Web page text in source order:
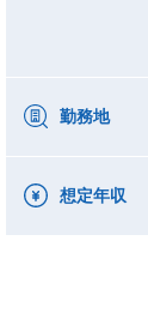
勤務地
想定年収